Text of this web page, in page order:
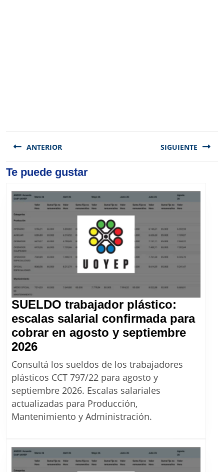
de
ANTERIOR
Previous
SIGUIENTE
Te puede gustar
SUELDO trabajador plástico:
escalas salarial confirmada para
cobrar en agosto y septiembre
2026SUELDO
trabajador
plástico:
escalas
salarial
confirmada
cobrar
en
Consultá los sueldos de los trabajadores
plásticos CCT 797/22 para agosto y
septiembre 2026. Escalas salariales
actualizadas para Producción,
Mantenimiento y Administración.